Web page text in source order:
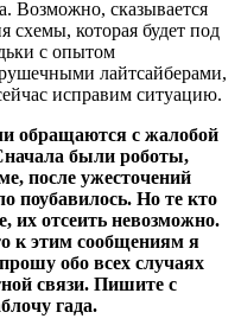
Возможно, сказывается
схемы, которая будет под
с опытом
лайтсайберами,
исправим ситуацию.
обращаются с жалобой
были роботы,
после ужесточений
поубавилось. Но те кто
их отсеить невозможно.
к этим сообщениям я
обо всех случаях
связи. Пишите с
гада.